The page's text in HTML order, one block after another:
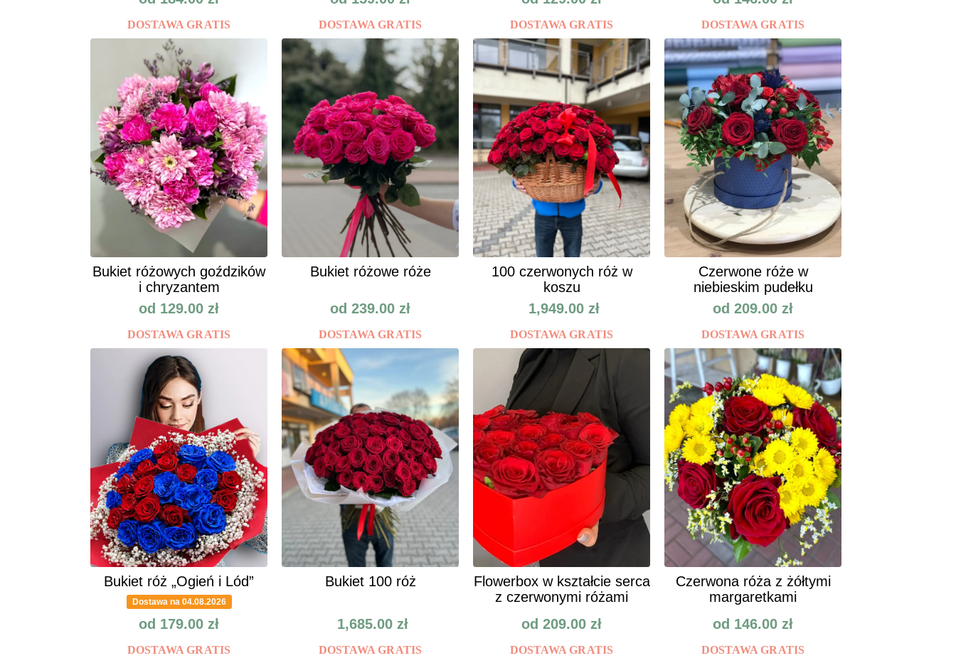
DOSTAWA GRATIS DOSTAWA GRATIS DOSTAWA GRATIS DOSTAWA GRATIS
Bukiet różowych goździków
i chryzantem
od 129.00 zł
DOSTAWA GRATIS
Bukiet różowe róże
od 239.00 zł
DOSTAWA GRATIS
100 czerwonych róż w
koszu
1,949.00 zł
DOSTAWA GRATIS
Czerwone róże w
niebieskim pudełku
od 209.00 zł
DOSTAWA GRATIS
Bukiet róż „Ogień i Lód”
Dostawa na 04.08.2026
od 179.00 zł
DOSTAWA GRATIS
Bukiet 100 róż
1,685.00 zł
DOSTAWA GRATIS
Flowerbox w kształcie serca
z czerwonymi różami
od 209.00 zł
DOSTAWA GRATIS
Czerwona róża z żółtymi
margaretkami
od 146.00 zł
DOSTAWA GRATIS